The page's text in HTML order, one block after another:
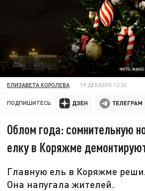
ФОТО:
ЕЛИЗАВЕТА КОРОЛЕВА 19 ДЕКАБРЯ 12:30
ПОДПИШИТЕСЬ:
Облом года: сомнительную
елку в Коряжме
Главную ель в Коряжме
Она напугала жителей.